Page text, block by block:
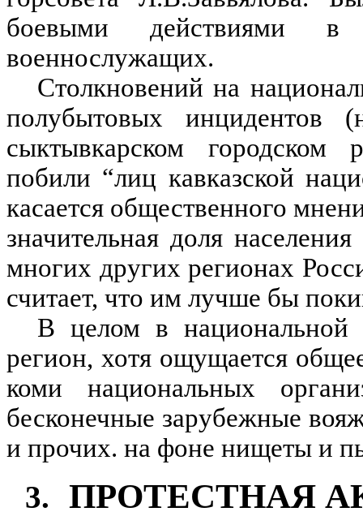
боевыми действиями
военнослужащих.
Столкновений на
полубытовых инцидентов
сыктывкарском
побили “лиц кавказской
касается общественного
значительная доля
многих других регионах
считает, что им лучше бы
В целом в
регион, хотя ощущается
коми национальных
бесконечные зарубежные
и прочих. на фоне нищеты и
3.
ПРОТЕСТНАЯ